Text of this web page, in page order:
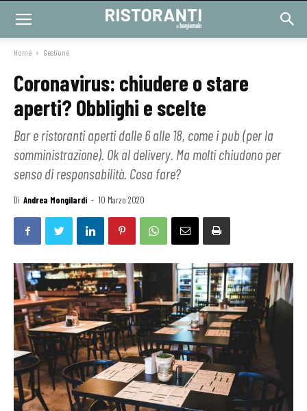
Home Gestione
Coronavirus: chiudere o stare
aperti? Obblighi e scelte
Bar e ristoranti aperti dalle 6 alle 18, come i pub (per la
somministrazione). Ok al delivery. Ma molti chiudono per
senso di responsabilità. Cosa fare?
Di Andrea Mongilardi - 10 Marzo 2020